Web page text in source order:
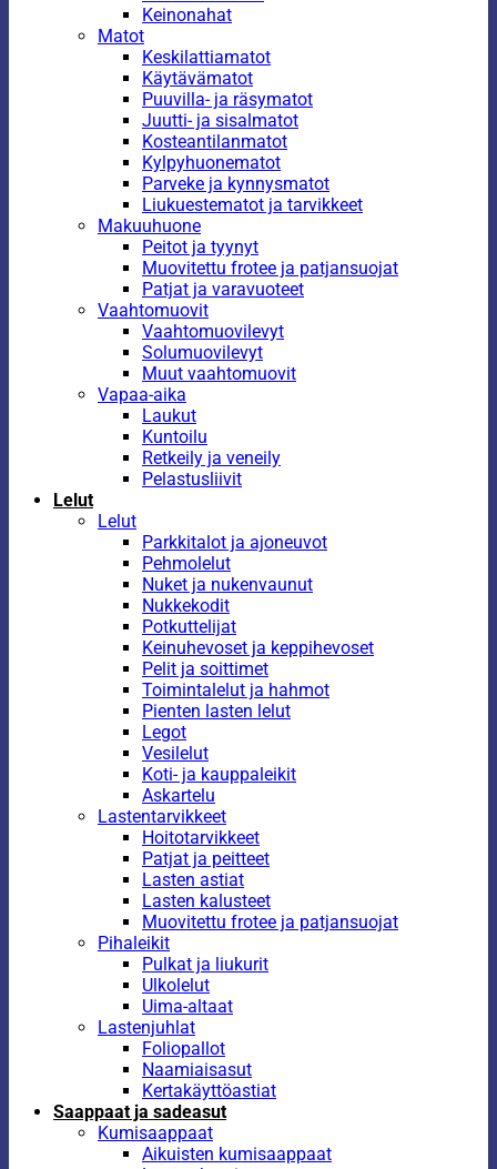
Keinonahat
Matot
Keskilattiamatot
Käytävämatot
Puuvilla- ja räsymatot
Juutti- ja sisalmatot
Kosteantilanmatot
Kylpyhuonematot
Parveke ja kynnysmatot
Liukuestematot ja tarvikkeet
Makuuhuone
Peitot ja tyynyt
Muovitettu frotee ja patjansuojat
Patjat ja varavuoteet
Vaahtomuovit
Vaahtomuovilevyt
Solumuovilevyt
Muut vaahtomuovit
Vapaa-aika
Laukut
Kuntoilu
Retkeily ja veneily
Pelastusliivit
Lelut
Lelut
Parkkitalot ja ajoneuvot
Pehmolelut
Nuket ja nukenvaunut
Nukkekodit
Potkuttelijat
Keinuhevoset ja keppihevoset
Pelit ja soittimet
Toimintalelut ja hahmot
Pienten lasten lelut
Legot
Vesilelut
Koti- ja kauppaleikit
Askartelu
Lastentarvikkeet
Hoitotarvikkeet
Patjat ja peitteet
Lasten astiat
Lasten kalusteet
Muovitettu frotee ja patjansuojat
Pihaleikit
Pulkat ja liukurit
Ulkolelut
Uima-altaat
Lastenjuhlat
Foliopallot
Naamiaisasut
Kertakäyttöastiat
Saappaat ja sadeasut
Kumisaappaat
Aikuisten kumisaappaat